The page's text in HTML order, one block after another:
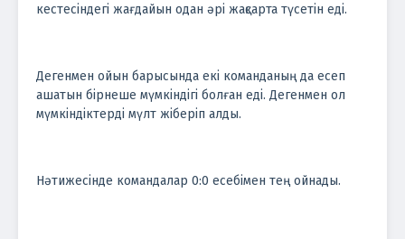
кестесіндегі жағдайын одан әрі жақсарта түсетін еді.
Дегенмен ойын барысында екі команданың да есеп
ашатын бірнеше мүмкіндігі болған еді. Дегенмен ол
мүмкіндіктерді мүлт жіберіп алды.
Нәтижесінде командалар 0:0 есебімен тең ойнады.